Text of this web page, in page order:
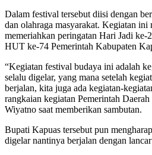
Dalam festival tersebut diisi dengan
dan olahraga masyarakat. Kegiatan ini
memeriahkan peringatan Hari Jadi
HUT ke-74 Pemerintah Kabupaten
“Kegiatan festival budaya ini adalah
selalu digelar, yang mana setelah
berjalan, kita juga ada kegiatan-
rangkaian kegiatan Pemerintah
Wiyatno saat memberikan sambutan.
Bupati Kapuas tersebut pun
digelar nantinya berjalan dengan